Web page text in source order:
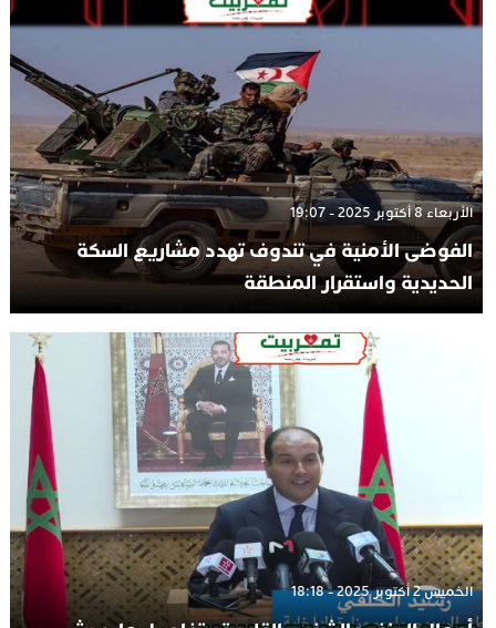
الأربعاء 8 أكتوبر 2025 - 19:07
الفوضى الأمنية في تندوف تهدد مشاريع السكة
الحديدية واستقرار المنطقة
الخميس 2 أكتوبر 2025 - 18:18